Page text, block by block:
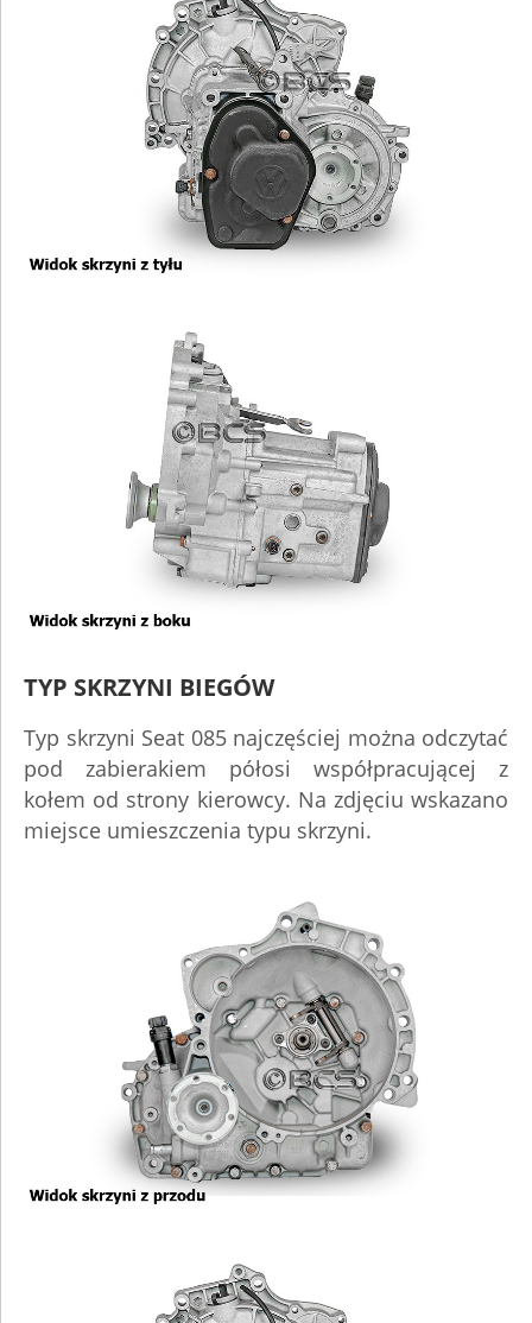
TYP SKRZYNI BIEGÓW
Typ skrzyni Seat 085 najczęściej można odczytać
pod zabierakiem półosi współpracującej z
kołem od strony kierowcy. Na zdjęciu wskazano
miejsce umieszczenia typu skrzyni.